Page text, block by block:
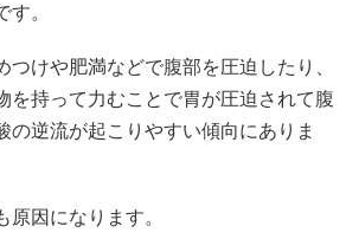
。
つけや肥満などで腹部を圧迫したり、
を持って力むことで胃が圧迫されて腹
の逆流が起こりやすい傾向にありま
原因になります。